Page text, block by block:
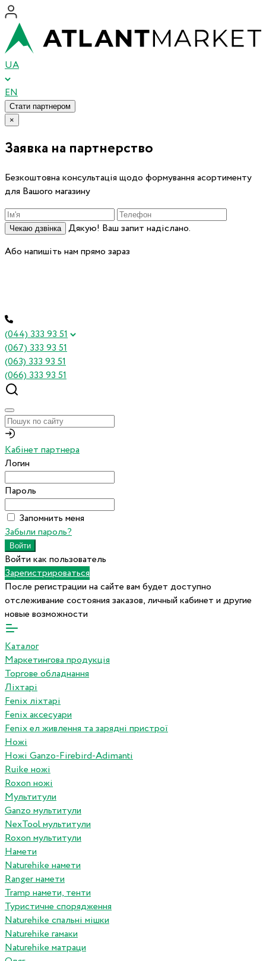
UA
EN
Стати партнером
×
Заявка на партнерство
Безкоштовна консультація щодо формування асортименту
для Вашого магазину
Чекаю дзвінка
Дякую! Ваш запит надіслано.
Або напишіть нам прямо зараз
(044) 333 93 51
(067) 333 93 51
(063) 333 93 51
(066) 333 93 51
Кабінет партнера
Логин
Пароль
Запомнить меня
Забыли пароль?
Войти как пользователь
Зарегистрироваться
После регистрации на сайте вам будет доступно
отслеживание состояния заказов, личный кабинет и другие
новые возможности
Каталог
Маркетингова продукція
Торгове обладнання
Ліхтарі
Fenix ліхтарі
Fenix аксесуари
Fenix ел живлення та зарядні пристрої
Ножі
Ножі Ganzo-Firebird-Adimanti
Ruike ножі
Roxon ножi
Мультитули
Ganzo мультитули
NexTool мультитули
Roxon мультитули
Намети
Naturehike намети
Ranger намети
Tramp намети, тенти
Туристичне спорядження
Naturehike спальні мішки
Naturehike гамаки
Naturehike матраци